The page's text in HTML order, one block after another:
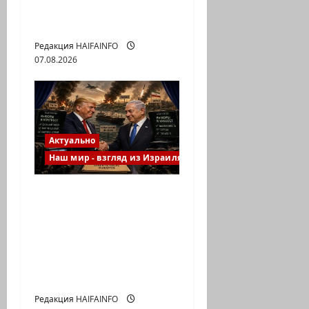
Редакция HAIFAINFO
07.08.2026
Актуально
Наш мир - взгляд из Израиля
Редакция HAIFAINFO